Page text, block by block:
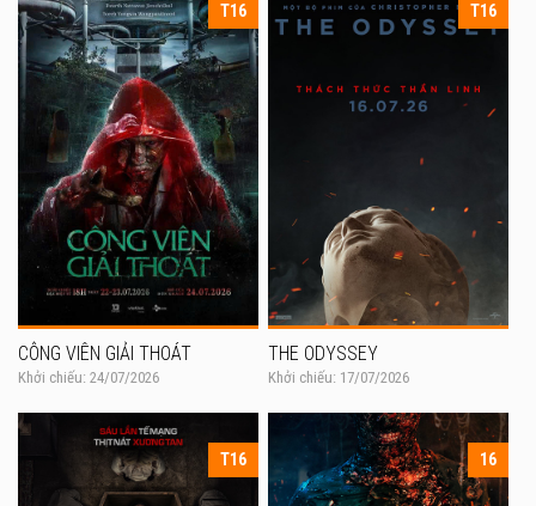
T16
CÔNG VIÊN GIẢI THOÁT
Khởi chiếu: 24/07/2026
T16
THE ODYSSEY
Khởi chiếu: 17/07/2026
T16 16